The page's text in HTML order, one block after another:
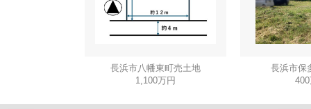
長浜市八幡東町売土地
1,100万円
長浜市保